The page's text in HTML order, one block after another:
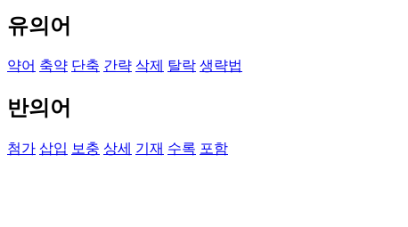
유의어
약어 축약 단축 간략 삭제 탈락 생략법
반의어
첨가 삽입 보충 상세 기재 수록 포함